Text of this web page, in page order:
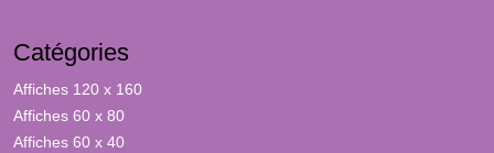
Catégories
Affiches 120 x 160
Affiches 60 x 80
Affiches 60 x 40